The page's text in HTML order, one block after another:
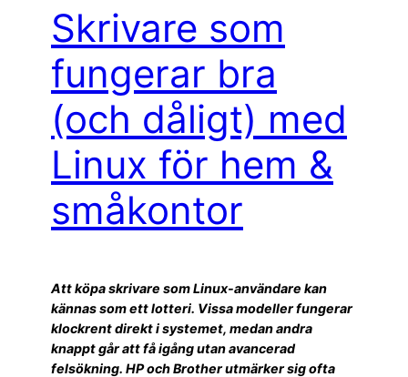
Skrivare som
fungerar bra
(och dåligt) med
Linux för hem &
småkontor
Att köpa skrivare som Linux-användare kan
kännas som ett lotteri. Vissa modeller fungerar
klockrent direkt i systemet, medan andra
knappt går att få igång utan avancerad
felsökning. HP och Brother utmärker sig ofta